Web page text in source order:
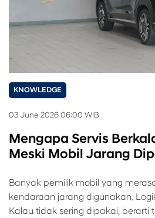
KNOWLEDGE
03 June 2026 06:00 WIB
Mengapa Servis
Meski Mobil Jarang
Banyak pemilik mobil yang
kendaraan jarang digunakan.
Kalau tidak sering dipakai, berarti